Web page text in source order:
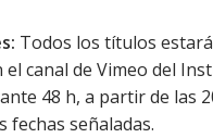
Todos los títulos
canal de Vimeo del
48 h, a partir de las
fechas señaladas.